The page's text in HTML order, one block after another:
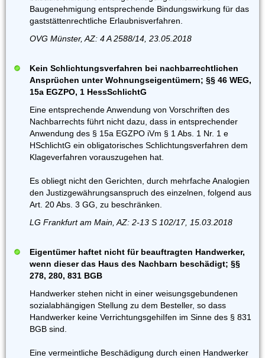
Baugenehmigung entsprechende Bindungswirkung für das
gaststättenrechtliche Erlaubnisverfahren.
OVG Münster, AZ: 4 A 2588/14, 23.05.2018
Kein Schlichtungsverfahren bei nachbarrechtlichen
Ansprüchen unter Wohnungseigentümern; §§ 46 WEG,
15a EGZPO, 1 HessSchlichtG
Eine entsprechende Anwendung von Vorschriften des
Nachbarrechts führt nicht dazu, dass in entsprechender
Anwendung des § 15a EGZPO iVm § 1 Abs. 1 Nr. 1 e
HSchlichtG ein obligatorisches Schlichtungsverfahren dem
Klageverfahren vorauszugehen hat.
Es obliegt nicht den Gerichten, durch mehrfache Analogien
den Justizgewährungsanspruch des einzelnen, folgend aus
Art. 20 Abs. 3 GG, zu beschränken.
LG Frankfurt am Main, AZ: 2-13 S 102/17, 15.03.2018
Eigentümer haftet nicht für beauftragten Handwerker,
wenn dieser das Haus des Nachbarn beschädigt; §§
278, 280, 831 BGB
Handwerker stehen nicht in einer weisungsgebundenen
sozialabhängigen Stellung zu dem Besteller, so dass
Handwerker keine VerrichtungsgehiIfen im Sinne des § 831
BGB sind.
Eine vermeintliche Beschädigung durch einen Handwerker